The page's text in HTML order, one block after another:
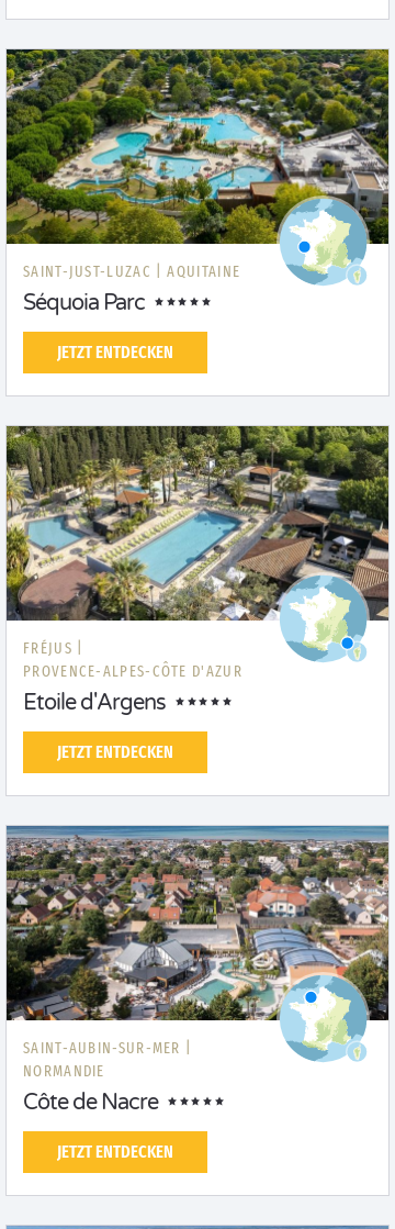
SAINT-JUST-LUZAC | AQUITAINE
Séquoia Parc
JETZT ENTDECKEN
FRÉJUS |
PROVENCE-ALPES-CÔTE D'AZUR
Etoile d'Argens
JETZT ENTDECKEN
SAINT-AUBIN-SUR-MER |
NORMANDIE
Côte de Nacre
JETZT ENTDECKEN